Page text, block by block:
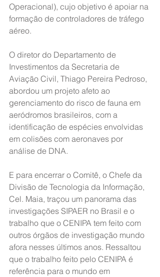
Operacional), cujo objetivo é apoiar na
formação de controladores de tráfego
aéreo.
O diretor do Departamento de
Investimentos da Secretaria de
Aviação Civil, Thiago Pereira Pedroso,
abordou um projeto afeto ao
gerenciamento do risco de fauna em
aeródromos brasileiros, com a
identificação de espécies envolvidas
em colisões com aeronaves por
análise de DNA.
E para encerrar o Comitê, o Chefe da
Divisão de Tecnologia da Informação,
Cel. Maia, traçou um panorama das
investigações SIPAER no Brasil e o
trabalho que o CENIPA tem feito com
outros órgãos de investigação mundo
afora nesses últimos anos. Ressaltou
que o trabalho feito pelo CENIPA é
referência para o mundo em